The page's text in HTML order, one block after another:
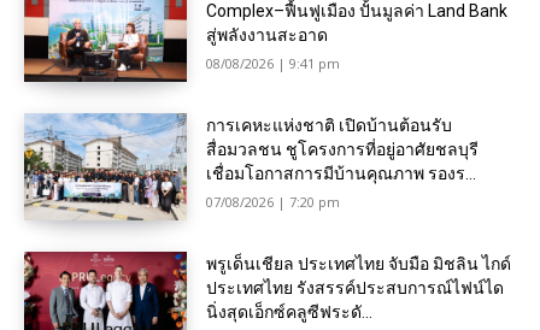
Complex–ฟื้นฟูเมือง ปั้นมูลค่า Land Bank
สู่พลังงานสะอาด
08/08/2026 | 9:41 pm
การเคหะแห่งชาติ เปิดบ้านต้อนรับ
สื่อมวลชน ชูโครงการที่อยู่อาศัยชลบุรี
เชื่อมโอกาสการมีบ้านคุณภาพ รองร...
07/08/2026 | 7:20 pm
พรูเด็นเชียล ประเทศไทย จับมือ มิชลิน ไกด์
ประเทศไทย รังสรรค์ประสบการณ์ไฟน์ได
นิ่งสุดเอ็กซ์คลูซีฟระดั...